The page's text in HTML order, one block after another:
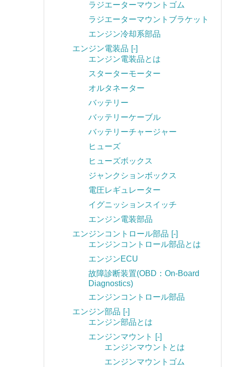
ラジエーターマウントゴム
ラジエーターマウントブラケット
エンジン冷却系部品
エンジン電装品 [-]
エンジン電装品とは
スターターモーター
オルタネーター
バッテリー
バッテリーケーブル
バッテリーチャージャー
ヒューズ
ヒューズボックス
ジャンクションボックス
電圧レギュレーター
イグニッションスイッチ
エンジン電装部品
エンジンコントロール部品 [-]
エンジンコントロール部品とは
エンジンECU
故障診断装置(OBD：On-Board
Diagnostics)
エンジンコントロール部品
エンジン部品 [-]
エンジン部品とは
エンジンマウント
[-]
エンジンマウントとは
エンジンマウントゴム